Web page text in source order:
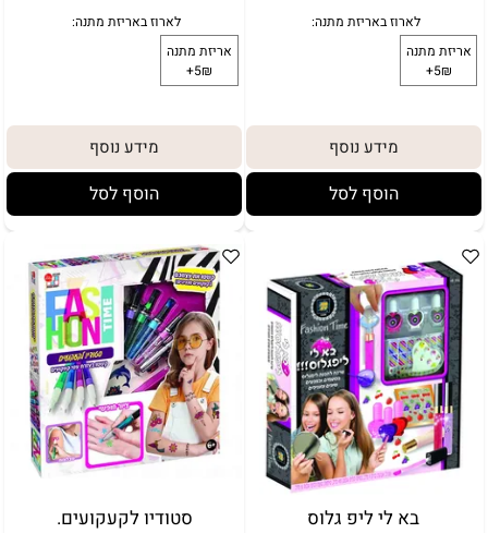
מידע נוסף
הוסף לסל
מידע נוסף
הוסף לסל
בא לי ליפ גלוס סטודיו לקעקועים.